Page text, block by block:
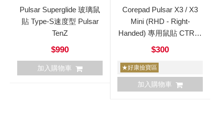
Pulsar Superglide 玻璃鼠
貼 Type-S速度型 Pulsar
TenZ
$990
加入購物車
Corepad Pulsar X3 / X3
Mini (RHD - Right-
Handed) 專用鼠貼 CTRL /
AIR / PRO
$300
★好康撿寶區
加入購物車